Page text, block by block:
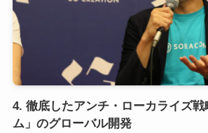
4. 徹底したアンチ・ローカライズ戦
ム」のグローバル開発